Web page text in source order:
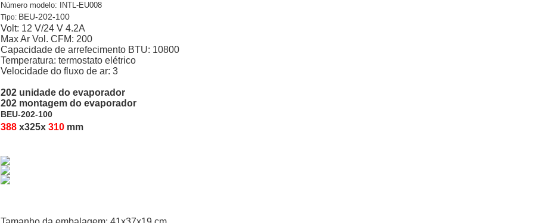
Número modelo: INTL-EU008
Tipo: BEU-202-100
Volt: 12 V/24 V 4.2A
Max Ar Vol. CFM: 200
Capacidade de arrefecimento BTU: 10800
Temperatura: termostato elétrico
Velocidade do fluxo de ar: 3
202 unidade do evaporador
202 montagem do evaporador
BEU-202-100
388 x325x 310 mm